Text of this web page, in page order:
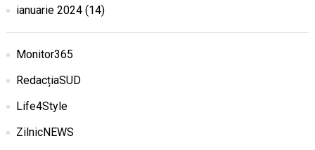
ianuarie 2024(14)
Monitor365
RedacțiaSUD
Life4Style
ZilnicNEWS